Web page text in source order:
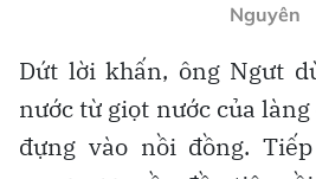
Nguyên
Dứt lời khấn, ông Ngưt
nước từ giọt nước của
đựng vào nồi đồng.